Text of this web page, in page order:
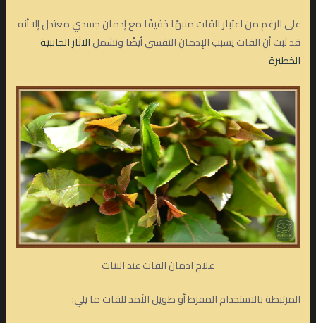
على الرغم من اعتبار القات منبهًا خفيفًا مع إدمان جسدي معتدل إلا أنه
قد ثبت أن القات يسبب الإدمان النفسي أيضًا وتشملالآثار الجانبية
الخطيرة
علاج ادمان القات عند البنات
المرتبطة بالاستخدام المفرط أو طويل الأمد للقات ما يلي: